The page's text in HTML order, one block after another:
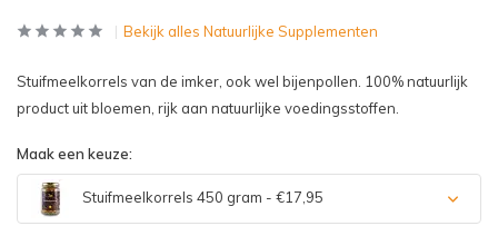
Bekijk alles Natuurlijke Supplementen
Stuifmeelkorrels van de imker, ook wel bijenpollen. 100% natuurlijk
product uit bloemen, rijk aan natuurlijke voedingsstoffen.
Maak een keuze:
Stuifmeelkorrels 450 gram - €17,95